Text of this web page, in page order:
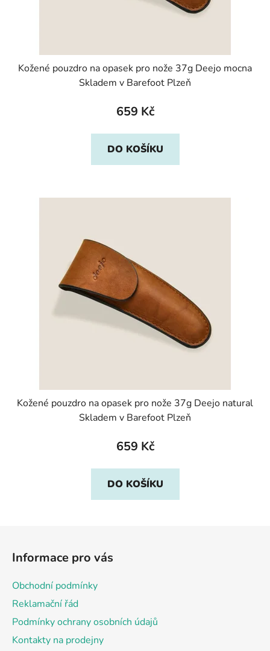
Kožené pouzdro na opasek pro nože 37g Deejo mocna
Skladem v Barefoot Plzeň
659 Kč
DO KOŠÍKU
Kožené pouzdro na opasek pro nože 37g Deejo natural
Skladem v Barefoot Plzeň
659 Kč
DO KOŠÍKU
Informace pro vás
Obchodní podmínky
Reklamační řád
Podmínky ochrany osobních údajů
Kontakty na prodejny